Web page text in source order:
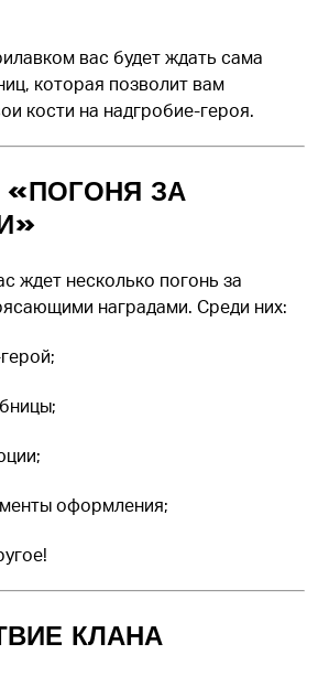
вас будет ждать сама
которая позволит вам
кости на надгробие-героя.
ЗА
ждет несколько погонь за
наградами. Среди них:
оформления;
КЛАНА